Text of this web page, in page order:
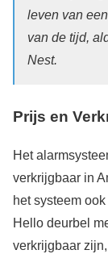
leven van
van de tijd,
Nest.
Prijs en
Het
verkrijgbaar in
het systeem
Hello deurbel
verkrijgbaar